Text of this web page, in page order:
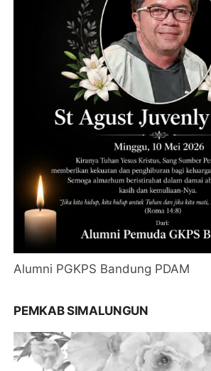
Alumni PGKPS Bandung PDAM
PEMKAB SIMALUNGUN